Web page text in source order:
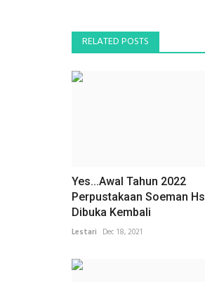
RELATED POSTS
Yes...Awal Tahun 2022
Perpustakaan Soeman Hs
Dibuka Kembali
Lestari Dec 18, 2021